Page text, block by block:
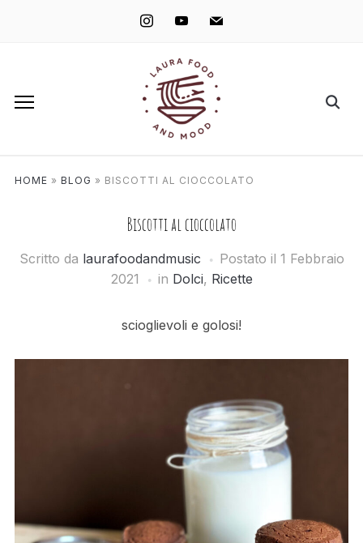
instagramyoutube mail
HOME » BLOG » BISCOTTI AL CIOCCOLATO
Biscotti al cioccolato
Scritto da laurafoodandmusic Postato il 1 Febbraio
2021
in Dolci, Ricette
scioglievoli e golosi!